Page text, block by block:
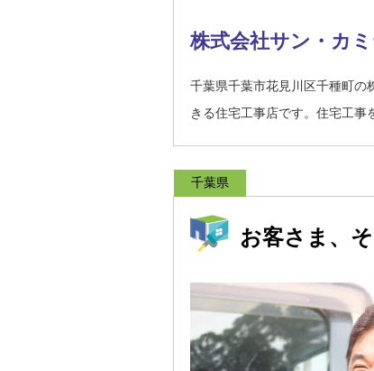
株式会社サン・カ
千葉県千葉市花見川区千種町の
きる住宅工事店です。住宅工事
千葉県
お客さま、